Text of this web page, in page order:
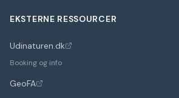
EKSTERNE RESSOURCER
Udinaturen.dk
(åbner i nyt faneblad)
Booking og info
GeoFA
(åbner i nyt faneblad)